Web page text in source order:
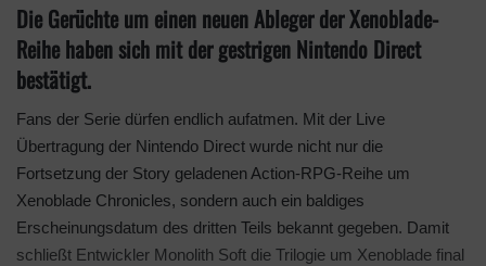
Die Gerüchte um einen neuen Ableger der Xenoblade-
Reihe haben sich mit der gestrigen Nintendo Direct
bestätigt.
Fans der Serie dürfen endlich aufatmen. Mit der Live
Übertragung der Nintendo Direct wurde nicht nur die
Fortsetzung der Story geladenen Action-RPG-Reihe um
Xenoblade Chronicles, sondern auch ein baldiges
Erscheinungsdatum des dritten Teils bekannt gegeben. Damit
schließt Entwickler Monolith Soft die Trilogie um Xenoblade final